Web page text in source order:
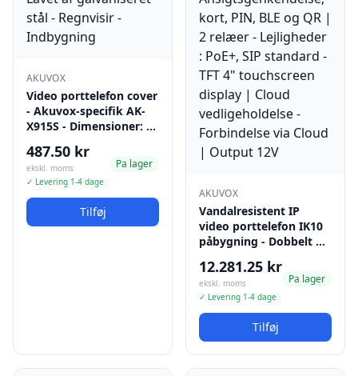
AKUVOX
Video porttelefon cover
- Akuvox-specifik AK-
X915S - Dimensioner: …
487.50 kr
ekskl. moms
✓ Levering 1-4 dage
Pa lager
Tilføj
AKUVOX
Vandalresistent IP
video porttelefon IK10
påbygning - Dobbelt …
12.281.25 kr
ekskl. moms
✓ Levering 1-4 dage
Pa lager
Tilføj